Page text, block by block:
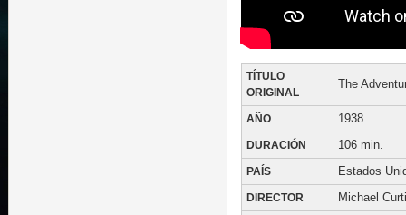
TÍTULO
ORIGINAL
The
AÑO 1938
DURACIÓN 106 min.
PAÍS Estados
DIRECTOR Michael